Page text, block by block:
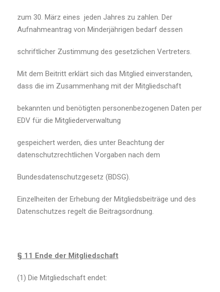
zum 30. März eines jeden Jahres zu zahlen. Der
Aufnahmeantrag von Minderjährigen bedarf dessen
schriftlicher Zustimmung des gesetzlichen Vertreters.
Mit dem Beitritt erklärt sich das Mitglied einverstanden,
dass die im Zusammenhang mit der Mitgliedschaft
bekannten und benötigten personenbezogenen Daten per
EDV für die Mitgliederverwaltung
gespeichert werden, dies unter Beachtung der
datenschutzrechtlichen Vorgaben nach dem
Bundesdatenschutzgesetz (BDSG).
Einzelheiten der Erhebung der Mitgliedsbeiträge und des
Datenschutzes regelt die Beitragsordnung.
§ 11 Ende der Mitgliedschaft
(1) Die Mitgliedschaft endet: